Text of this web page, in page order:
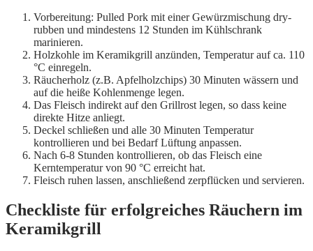
Vorbereitung: Pulled Pork mit einer Gewürzmischung dry-
rubben und mindestens 12 Stunden im Kühlschrank
marinieren.
Holzkohle im Keramikgrill anzünden, Temperatur auf ca. 110
°C einregeln.
Räucherholz (z.B. Apfelholzchips) 30 Minuten wässern und
auf die heiße Kohlenmenge legen.
Das Fleisch indirekt auf den Grillrost legen, so dass keine
direkte Hitze anliegt.
Deckel schließen und alle 30 Minuten Temperatur
kontrollieren und bei Bedarf Lüftung anpassen.
Nach 6-8 Stunden kontrollieren, ob das Fleisch eine
Kerntemperatur von 90 °C erreicht hat.
Fleisch ruhen lassen, anschließend zerpflücken und servieren.
Checkliste für erfolgreiches Räuchern im
Keramikgrill